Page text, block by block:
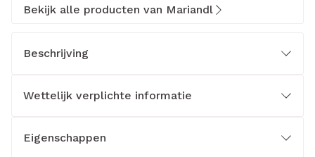
Bekijk alle producten van Mariandl
Beschrijving
Wettelijk verplichte informatie
Eigenschappen